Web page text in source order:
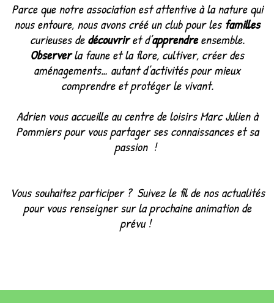
Parce que notre association est attentive à la nature qui
nous entoure, nous avons créé un club pour les familles
curieuses dedécouvriret d’apprendreensemble.
Observerla faune et la flore, cultiver, créer des
aménagements… autant d’activités pour mieux
comprendre et protéger le vivant.
Adrien vous accueille au centre de loisirs Marc Julien à
Pommiers pour vous partager ses connaissances et sa
passion !
Vous souhaitez participer ? Suivez le fil de nos actualités
pour vous renseigner sur la prochaine animation de
prévu !